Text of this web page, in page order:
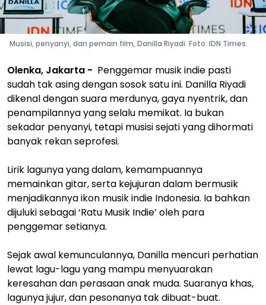
Musisi, penyanyi, dan pemain film, Danilla Riyadi. Foto: IDN Times.
Olenka, Jakarta - Penggemar musik indie pasti
sudah tak asing dengan sosok satu ini. Danilla Riyadi
dikenal dengan suara merdunya, gaya nyentrik, dan
penampilannya yang selalu memikat. Ia bukan
sekadar penyanyi, tetapi musisi sejati yang dihormati
banyak rekan seprofesi.
Lirik lagunya yang dalam, kemampuannya
memainkan gitar, serta kejujuran dalam bermusik
menjadikannya ikon musik indie Indonesia. Ia bahkan
dijuluki sebagai ‘Ratu Musik Indie’ oleh para
penggemar setianya.
Sejak awal kemunculannya, Danilla mencuri perhatian
lewat lagu-lagu yang mampu menyuarakan
keresahan dan perasaan anak muda. Suaranya khas,
lagunya jujur, dan pesonanya tak dibuat-buat.